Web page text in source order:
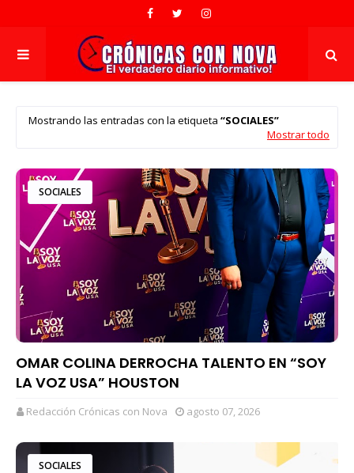
Mostrando las entradas con la etiqueta
SOCIALES
Mostrar todo
SOCIALES
OMAR COLINA DERROCHA TALENTO EN “SOY
LA VOZ USA” HOUSTON
Redacción Crónicas con Nova agosto 07, 2026
SOCIALES